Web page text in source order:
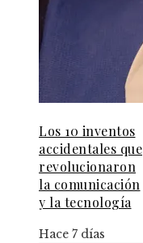
Los 10 inventos
accidentales que
revolucionaron
la comunicación
y la tecnología
Hace 7 días